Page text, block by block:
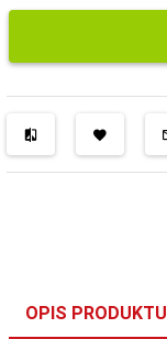
OPIS PRODUKTU